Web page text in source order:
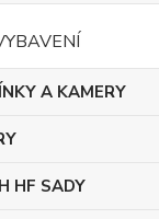
A KAMERY
HF SADY